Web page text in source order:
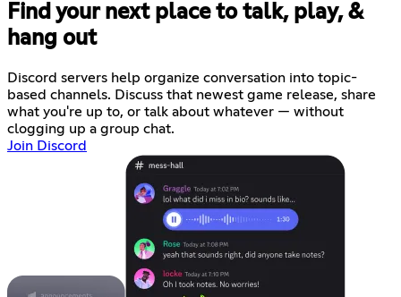
Find your next place to talk, play, &
hang out
Discord servers help organize conversation into topic-
based channels. Discuss that newest game release, share
what you're up to, or talk about whatever — without
clogging up a group chat.
Join Discord